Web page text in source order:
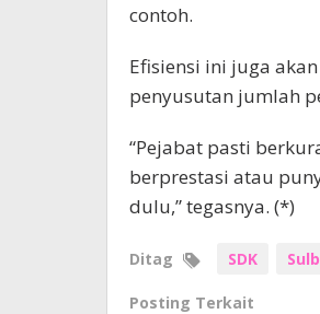
contoh.
Efisiensi ini juga
penyusutan jumlah
“Pejabat pasti
berprestasi atau
dulu,” tegasnya. (*)
Ditag SDK
Posting Terkait